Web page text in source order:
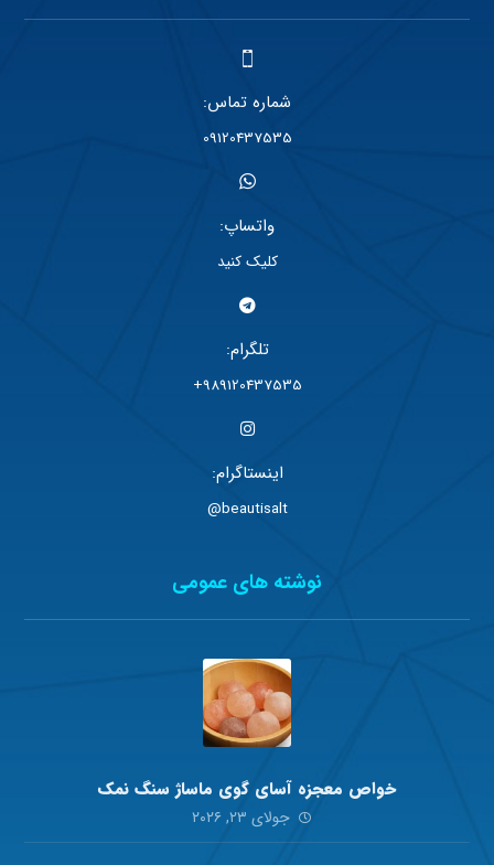
شماره تماس:
09120437535
واتساپ:
کلیک کنید
تلگرام:
989120437535+
اینستاگرام:
beautisalt@
نوشته های عمومی
خواص معجزه آسای گوی ماساژ سنگ نمک
جولای ۲۳, ۲۰۲۶